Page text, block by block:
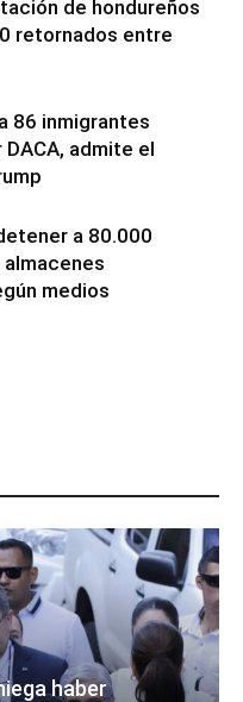
de hondureños
retornados entre
86 inmigrantes
admite el
a 80.000
medios
haber